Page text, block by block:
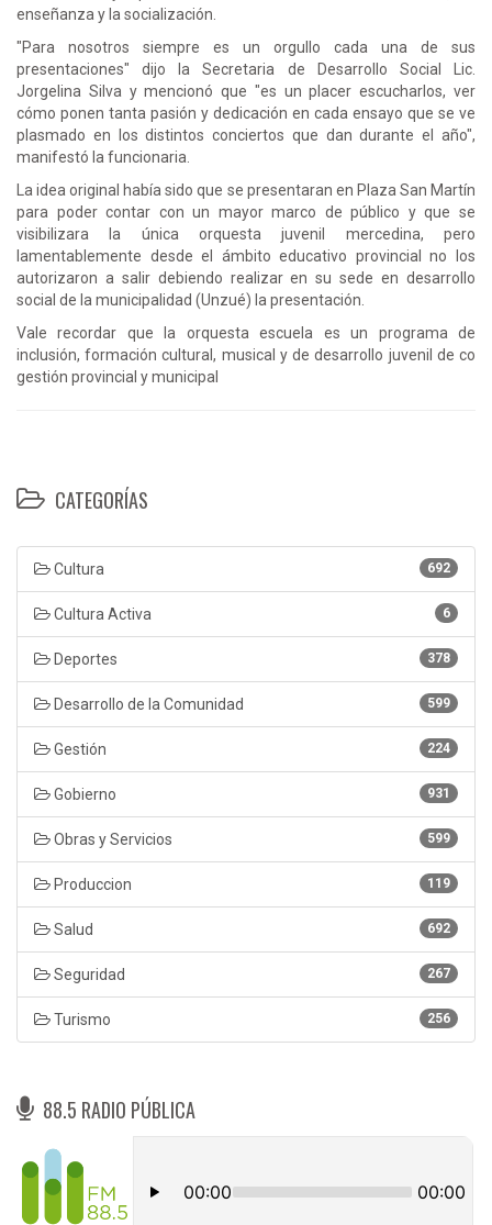
enseñanza y la socialización.
"Para nosotros siempre es un orgullo cada una de sus
presentaciones" dijo la Secretaria de Desarrollo Social Lic.
Jorgelina Silva y mencionó que "es un placer escucharlos, ver
cómo ponen tanta pasión y dedicación en cada ensayo que se ve
plasmado en los distintos conciertos que dan durante el año",
manifestó la funcionaria.
La idea original había sido que se presentaran en Plaza San Martín
para poder contar con un mayor marco de público y que se
visibilizara la única orquesta juvenil mercedina, pero
lamentablemente desde el ámbito educativo provincial no los
autorizaron a salir debiendo realizar en su sede en desarrollo
social de la municipalidad (Unzué) la presentación.
Vale recordar que la orquesta escuela es un programa de
inclusión, formación cultural, musical y de desarrollo juvenil de co
gestión provincial y municipal
CATEGORÍAS
692
Cultura
6
Cultura Activa
378
Deportes
599
Desarrollo de la Comunidad
224
Gestión
931
Gobierno
599
Obras y Servicios
119
Produccion
692
Salud
267
Seguridad
256
Turismo
88.5 RADIO PÚBLICA